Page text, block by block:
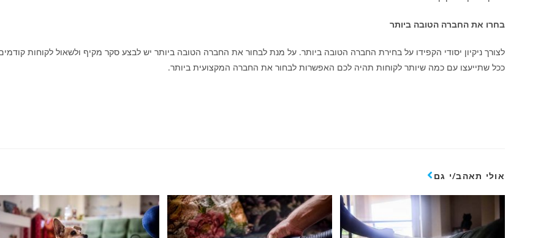
בחרו את החברה הטובה ביותר
לצורך ניקיון יסודי הקפידו על בחירת החברה הטובה ביותר. על מנת לבחור את החברה הטובה ביותר יש לבצע סקר מקיף ולשאול לקוחות
ככל שתייעצו עם כמה שיותר לקוחות תהיה לכם האפשרות לבחור את החברה המקצועית ביותר.
אולי תאהב/י גם